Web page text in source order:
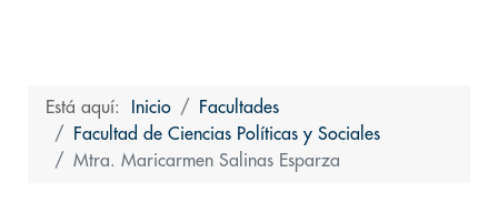
Está aquí: Inicio
Facultades
Facultad de Ciencias Políticas y Sociales
Mtra. Maricarmen Salinas Esparza